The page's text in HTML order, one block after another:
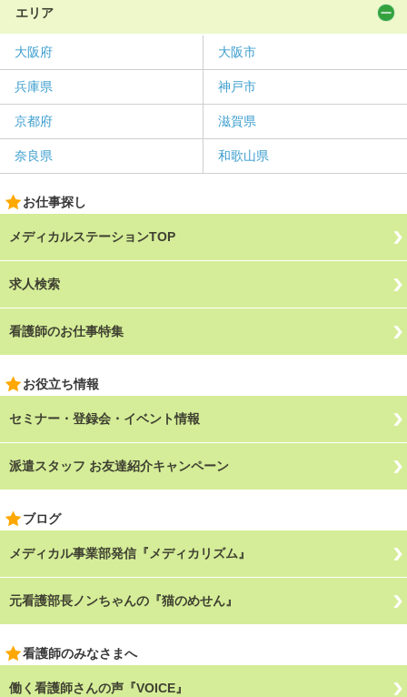
エリア
大阪府 大阪市
兵庫県 神戸市
京都府 滋賀県
奈良県 和歌山県
お仕事探し
メディカルステーションTOP
求人検索
看護師のお仕事特集
お役立ち情報
セミナー・登録会・イベント情報
派遣スタッフ お友達紹介キャンペーン
ブログ
メディカル事業部発信『メディカリズム』
元看護部長ノンちゃんの『猫のめせん』
看護師のみなさまへ
働く看護師さんの声『VOICE』